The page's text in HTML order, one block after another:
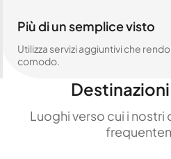
Più di un semplice visto
Utilizza servizi aggiuntivi che
comodo.
Luoghi verso cui i